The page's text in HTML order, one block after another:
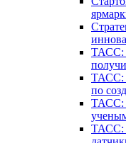
ТАСС:
ТАСС:
по
ТАСС:
ТАСС: